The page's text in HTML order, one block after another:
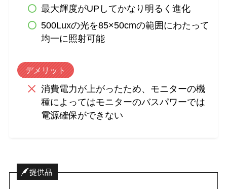
最大輝度がUPしてかなり明るく進化
500Luxの光を85×50cmの範囲にわたって
均一に照射可能
デメリット
消費電力が上がったため、モニターの機
種によってはモニターのバスパワーでは
電源確保ができない
提供品